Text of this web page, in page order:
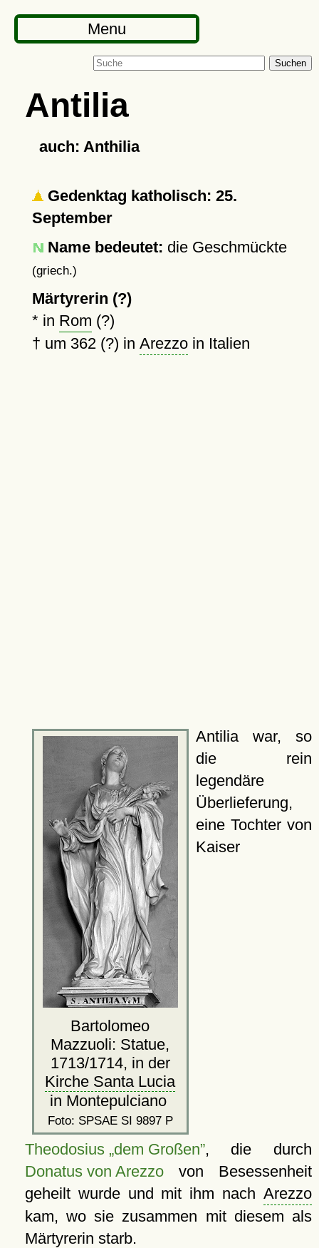
Menu
Suchen
Antilia
auch: Anthilia
Gedenktag katholisch: 25.
September
Name bedeutet: die Geschmückte
(griech.)
Märtyrerin (?)
* in Rom (?)
† um 362 (?) in Arezzoin Italien
Bartolomeo
Mazzuoli: Statue,
1713/1714, in der
Kirche Santa Lucia
in Montepulciano
Foto: SPSAE SI 9897 P
Antilia war, so
die rein
legendäre
Überlieferung,
eine Tochter von
Kaiser
Theodosius „dem Großen”, die durch
Donatus von Arezzovon Besessenheit
geheilt wurde und mit ihm nach Arezzo
kam, wo sie zusammen mit diesem als
Märtyrerin starb.